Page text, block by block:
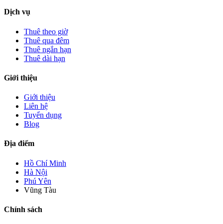
Dịch vụ
Thuê theo giờ
Thuê qua đêm
Thuê ngắn hạn
Thuê dài hạn
Giới thiệu
Giới thiệu
Liên hệ
Tuyển dụng
Blog
Địa điểm
Hồ Chí Minh
Hà Nội
Phú Yên
Vũng Tàu
Chính sách